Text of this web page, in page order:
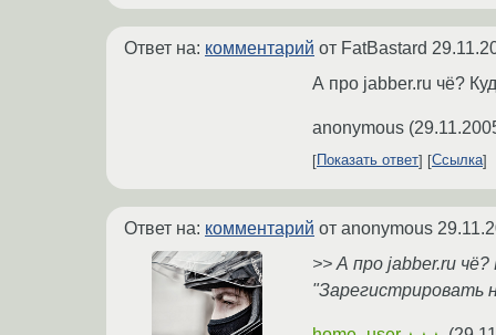
Ответ на: комментарий от FatBastard
А про jabber.ru чё?
anonymous (
Показать ответ Ссылка
Ответ на: комментарий от anonymous
>> А про jabber.ru
"Зарегистрировать